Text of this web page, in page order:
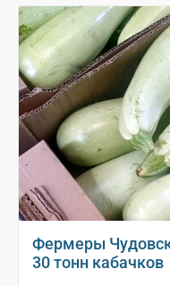
Фермеры
30 тонн кабачков